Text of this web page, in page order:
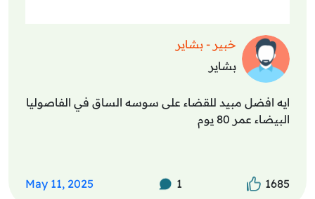
خبير - بشاير
بشاير
ايه افضل مبيد للقضاء على سوسه الساق في الفاصوليا
البيضاء عمر 80 يوم
1685
1
May 11, 2025